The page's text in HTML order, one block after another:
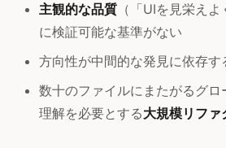
主観的な品質 （「UIを見栄え
に検証可能な基準がない
方向性が中間的な発見に依存す
数十のファイルにまたがるグ
理解を必要とする大規模リファ